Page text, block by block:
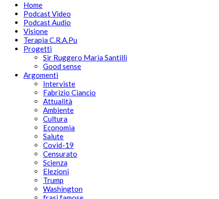
Home
Podcast Video
Podcast Audio
Visione
Terapia C.R.A.Pu
Progetti
Sir Ruggero Maria Santilli
Good sense
Argomenti
Interviste
Fabrizio Ciancio
Attualità
Ambiente
Cultura
Economia
Salute
Covid-19
Censurato
Scienza
Elezioni
Trump
Washington